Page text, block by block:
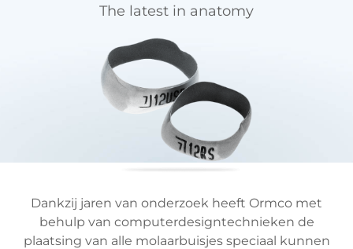
The latest in anatomy
Dankzij jaren van onderzoek heeft Ormco met
behulp van computerdesigntechnieken de
plaatsing van alle molaarbuisjes speciaal kunnen